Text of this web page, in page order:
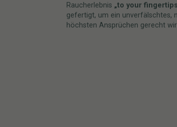
Raucherlebnis „to your
gefertigt, um ein unverfälschtes,
höchsten Ansprüchen gerecht